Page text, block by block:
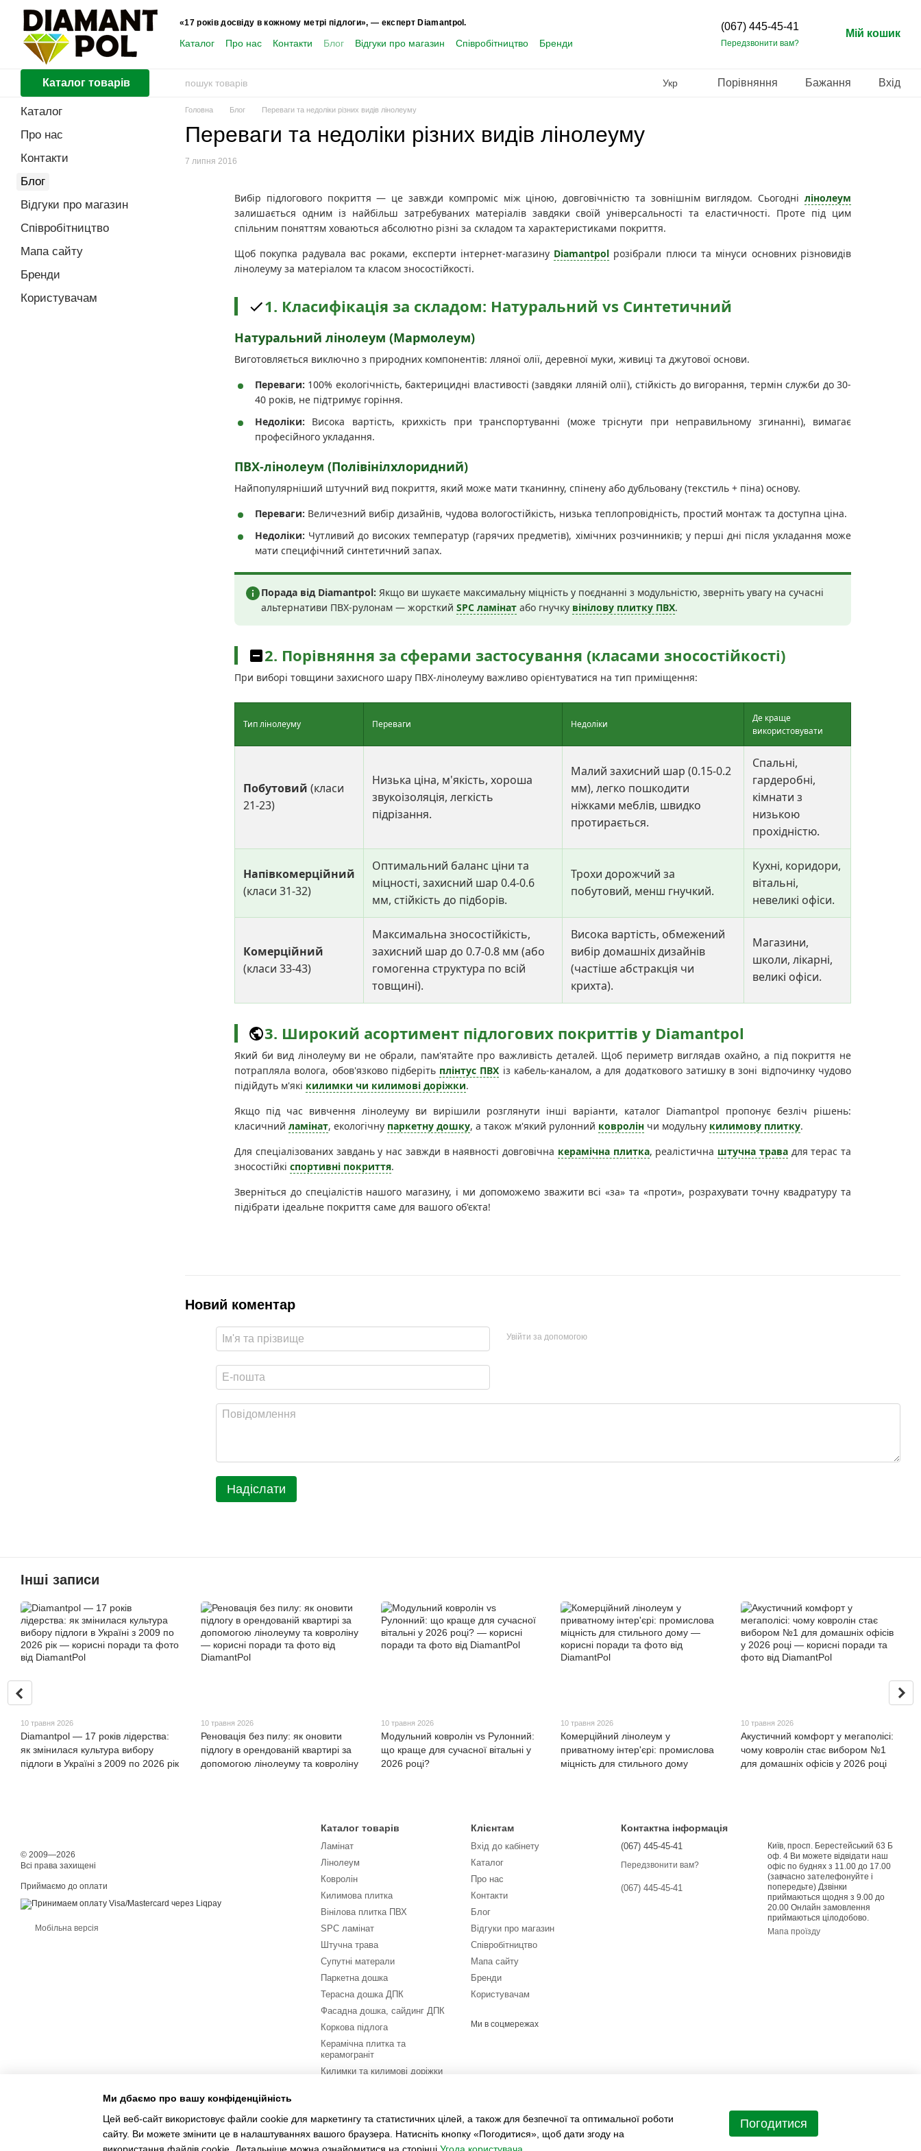
Перейти до основного контенту
«17 років досвіду в кожному метрі підлоги», — експерт Diamantpol.
Каталог Про нас Контакти Блог Відгуки про магазин Співробітництво
Бренди
(067) 445-45-41
Передзвонити вам?
Мій кошик
Каталог товарів Укр Порівняння Бажання Вхід
Головна Блог Переваги та недоліки різних видів лінолеуму
Переваги та недоліки різних видів лінолеуму
7 липня 2016
Вибір підлогового покриття — це завжди компроміс між ціною, довговічністю та зовнішнім виглядом. Сьогодні лінолеум
залишається одним із найбільш затребуваних матеріалів завдяки своїй універсальності та еластичності. Проте під цим
спільним поняттям ховаються абсолютно різні за складом та характеристиками покриття.
Щоб покупка радувала вас роками, експерти інтернет-магазину Diamantpol розібрали плюси та мінуси основних різновидів
лінолеуму за матеріалом та класом зносостійкості.
1. Класифікація за складом: Натуральний vs Синтетичний
Натуральний лінолеум (Мармолеум)
Виготовляється виключно з природних компонентів: лляної олії, деревної муки, живиці та джутової основи.
Переваги: 100% екологічність, бактерицидні властивості (завдяки лляній олії), стійкість до вигорання, термін служби до 30-
40 років, не підтримує горіння.
Недоліки: Висока вартість, крихкість при транспортуванні (може тріснути при неправильному згинанні), вимагає
професійного укладання.
ПВХ-лінолеум (Полівінілхлоридний)
Найпопулярніший штучний вид покриття, який може мати тканинну, спінену або дубльовану (текстиль + піна) основу.
Переваги: Величезний вибір дизайнів, чудова вологостійкість, низька теплопровідність, простий монтаж та доступна ціна.
Недоліки: Чутливий до високих температур (гарячих предметів), хімічних розчинників; у перші дні після укладання може
мати специфічний синтетичний запах.
Порада від Diamantpol: Якщо ви шукаєте максимальну міцність у поєднанні з модульністю, зверніть увагу на сучасні
альтернативи ПВХ-рулонам — жорсткий SPC ламінат або гнучку вінілову плитку ПВХ.
2. Порівняння за сферами застосування (класами зносостійкості)
При виборі товщини захисного шару ПВХ-лінолеуму важливо орієнтуватися на тип приміщення:
Тип лінолеуму Переваги Недоліки
Де краще
використовувати
Побутовий (класи
21-23)
Низька ціна, м'якість, хороша
звукоізоляція, легкість
підрізання.
Малий захисний шар (0.15-0.2
мм), легко пошкодити
ніжками меблів, швидко
протирається.
Спальні,
гардеробні,
кімнати з
низькою
прохідністю.
Напівкомерційний
(класи 31-32)
Оптимальний баланс ціни та
міцності, захисний шар 0.4-0.6
мм, стійкість до підборів.
Трохи дорожчий за
побутовий, менш гнучкий.
Кухні, коридори,
вітальні,
невеликі офіси.
Комерційний
(класи 33-43)
Максимальна зносостійкість,
захисний шар до 0.7-0.8 мм (або
гомогенна структура по всій
товщині).
Висока вартість, обмежений
вибір домашніх дизайнів
(частіше абстракція чи
крихта).
Магазини,
школи, лікарні,
великі офіси.
3. Широкий асортимент підлогових покриттів у Diamantpol
Який би вид лінолеуму ви не обрали, пам'ятайте про важливість деталей. Щоб периметр виглядав охайно, а під покриття не
потрапляла волога, обов'язково підберіть плінтус ПВХ із кабель-каналом, а для додаткового затишку в зоні відпочинку чудово
підійдуть м'які килимки чи килимові доріжки.
Якщо під час вивчення лінолеуму ви вирішили розглянути інші варіанти, каталог Diamantpol пропонує безліч рішень:
класичний ламінат, екологічну паркетну дошку, а також м'який рулонний ковролін чи модульну килимову плитку.
Для спеціалізованих завдань у нас завжди в наявності довговічна керамічна плитка, реалістична штучна травадля терас та
зносостійкі спортивні покриття.
Зверніться до спеціалістів нашого магазину, і ми допоможемо зважити всі «за» та «проти», розрахувати точну квадратуру та
підібрати ідеальне покриття саме для вашого об'єкта!
Новий коментар
Увійти за допомогою
Надіслати
Каталог
Про нас
Контакти
Блог
Відгуки про магазин
Співробітництво
Мапа сайту
Бренди
Користувачам
Інші записи
10 травня 2026
Diamantpol — 17 років лідерства:
як змінилася культура вибору
підлоги в Україні з 2009 по 2026 рік
10 травня 2026
Реновація без пилу: як оновити
підлогу в орендованій квартирі за
допомогою лінолеуму та ковроліну
10 травня 2026
Модульний ковролін vs Рулонний:
що краще для сучасної вітальні у
2026 році?
10 травня 2026
Комерційний лінолеум у
приватному інтер'єрі: промислова
міцність для стильного дому
10 травня 2026
Акустичний комфорт у мегаполісі:
чому ковролін стає вибором №1
для домашніх офісів у 2026 році
© 2009—2026
Всі права захищені
Приймаємо до оплати
Мобільна версія
Каталог товарів
Ламінат
Лінолеум
Ковролін
Килимова плитка
Вінілова плитка ПВХ
SPC ламінат
Штучна трава
Супутні матерали
Паркетна дошка
Терасна дошка ДПК
Фасадна дошка, сайдинг ДПК
Коркова підлога
Керамічна плитка та
керамограніт
Килимки та килимові доріжки
Послуги
Клієнтам
Вхід до кабінету
Каталог
Про нас
Контакти
Блог
Відгуки про магазин
Співробітництво
Мапа сайту
Бренди
Користувачам
Ми в соцмережах
Контактна інформація
(067) 445-45-41
Передзвонити вам?
(067) 445-45-41
Київ, просп. Берестейський 63 Б
оф. 4 Ви можете відвідати наш
офіс по буднях з 11.00 до 17.00
(завчасно зателефонуйте і
попередьте) Дзвінки
приймаються щодня з 9.00 до
20.00 Онлайн замовлення
приймаються цілодобово.
Мапа проїзду
Ми дбаємо про вашу конфіденційність
Цей веб-сайт використовує файли cookie для маркетингу та статистичних цілей, а також для безпечної та оптимальної роботи
сайту. Ви можете змінити це в налаштуваннях вашого браузера. Натисніть кнопку «Погодитися», щоб дати згоду на
Погодитися